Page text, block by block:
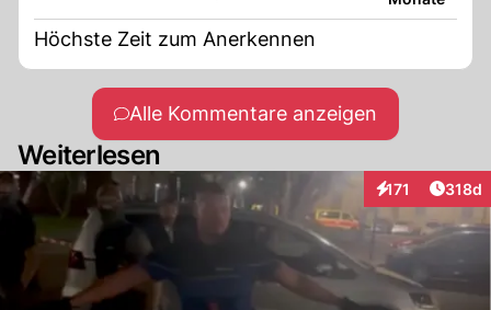
Höchste Zeit zum Anerkennen
Alle Kommentare anzeigen
Weiterlesen
171
Interaktionen
318d